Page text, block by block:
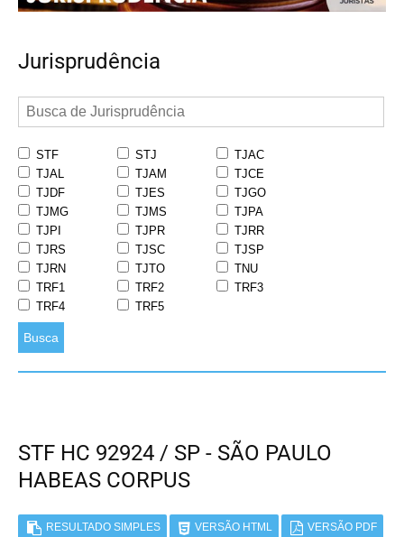
Jurisprudência
STF STJ
TJAC
TJAL
TJAM
TJCE
TJDF
TJES
TJGO
TJMG
TJMS
TJPA
TJPI
TJPR
TJRR
TJRS
TJSC
TJSP
TJRN
TJTO
TNU
TRF1
TRF2
TRF3
TRF4
TRF5
Busca
STF HC 92924 / SP - SÃO PAULO
HABEAS CORPUS
RESULTADO SIMPLES VERSÃO HTML VERSÃO PDF